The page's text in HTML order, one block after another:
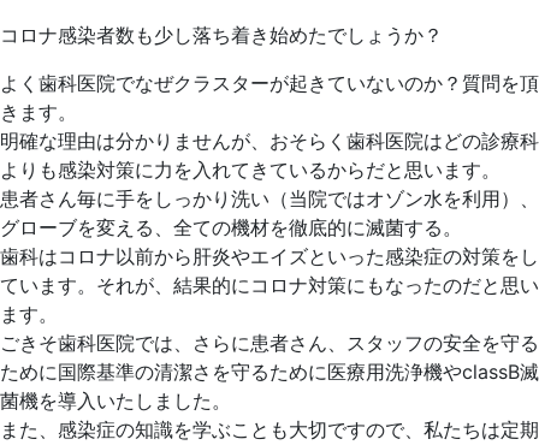
コロナ感染者数も少し落ち着き始めたでしょうか？
よく歯科医院でなぜクラスターが起きていないのか？質問を頂
きます。
明確な理由は分かりませんが、おそらく歯科医院はどの診療科
よりも感染対策に力を入れてきているからだと思います。
患者さん毎に手をしっかり洗い（当院ではオゾン水を利用）、
グローブを変える、全ての機材を徹底的に滅菌する。
歯科はコロナ以前から肝炎やエイズといった感染症の対策をし
ています。それが、結果的にコロナ対策にもなったのだと思い
ます。
ごきそ歯科医院では、さらに患者さん、スタッフの安全を守る
ために国際基準の清潔さを守るために医療用洗浄機やclassB滅
菌機を導入いたしました。
また、感染症の知識を学ぶことも大切ですので、私たちは定期